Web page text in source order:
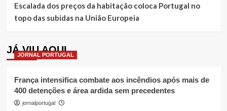
Escalada dos preços da habitação coloca Portugal no
topo das subidas na União Europeia
JÁ VIU AQUI
JORNAL PORTUGAL
França intensifica combate aos incêndios após mais de
400 detenções e área ardida sem precedentes
jornalportugal